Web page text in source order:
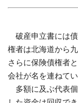
破産申立書には
権者は北海道から
さらに保険債権者
会社が名を連ねてい
多額に及ぶ代表